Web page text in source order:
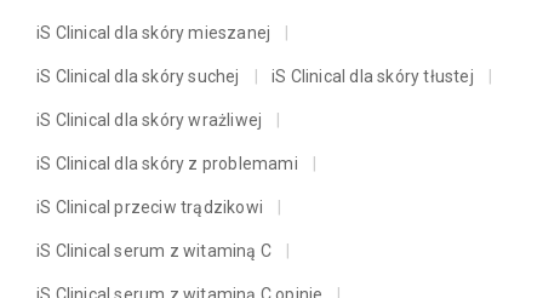
iS Clinical dla skóry mieszanej
iS Clinical dla skóry suchej iS Clinical dla skóry tłustej
iS Clinical dla skóry wrażliwej
iS Clinical dla skóry z problemami
iS Clinical przeciw trądzikowi
iS Clinical serum z witaminą C